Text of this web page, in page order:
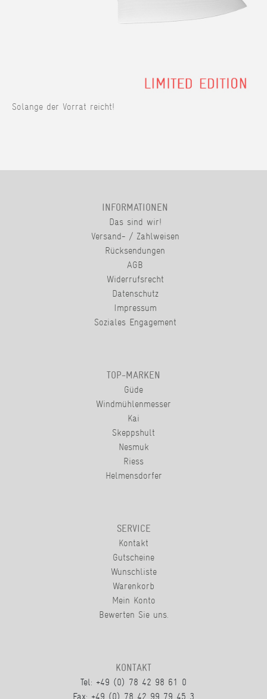
Solange der Vorrat reicht!
INFORMATIONEN
Das sind wir!
Versand- / Zahlweisen
Rücksendungen
AGB
Widerrufsrecht
Datenschutz
Impressum
Soziales Engagement
TOP-MARKEN
Güde
Windmühlenmesser
Kai
Skeppshult
Nesmuk
Riess
Helmensdorfer
SERVICE
Kontakt
Gutscheine
Wunschliste
Warenkorb
Mein Konto
Bewerten Sie uns.
KONTAKT
Tel: +49 (0) 78 42 98 61 0
Fax: +49 (0) 78 42 99 79 45 3